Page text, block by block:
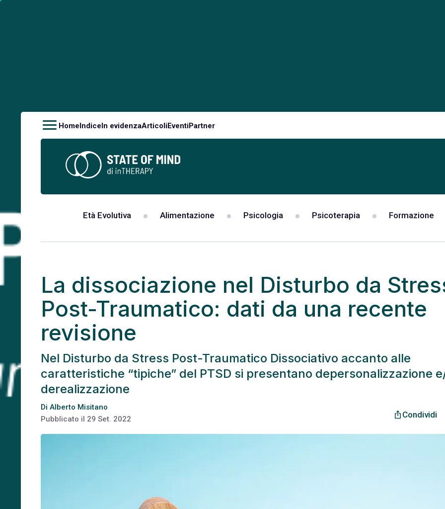
HomeIndiceIn evidenzaArticoliEventiPartner
Età Evolutiva Alimentazione Psicologia Psicoterapia Formazione
La dissociazione nel Disturbo da
Post-Traumatico: dati da una recente
revisione
Nel Disturbo da Stress Post-Traumatico Dissociativo accanto alle
caratteristiche “tipiche” del PTSD si presentano depersonalizzazione
derealizzazione
Di Alberto Misitano
Pubblicato il 29 Set. 2022
ios_share Condividi